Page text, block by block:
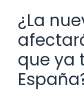
¿La
que ya